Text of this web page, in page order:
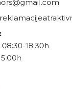
18:30h